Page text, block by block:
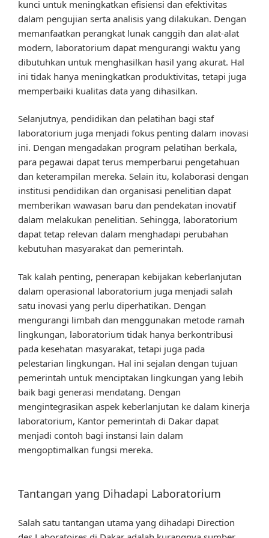
kunci untuk meningkatkan efisiensi dan efektivitas
dalam pengujian serta analisis yang dilakukan. Dengan
memanfaatkan perangkat lunak canggih dan alat-alat
modern, laboratorium dapat mengurangi waktu yang
dibutuhkan untuk menghasilkan hasil yang akurat. Hal
ini tidak hanya meningkatkan produktivitas, tetapi juga
memperbaiki kualitas data yang dihasilkan.
Selanjutnya, pendidikan dan pelatihan bagi staf
laboratorium juga menjadi fokus penting dalam inovasi
ini. Dengan mengadakan program pelatihan berkala,
para pegawai dapat terus memperbarui pengetahuan
dan keterampilan mereka. Selain itu, kolaborasi dengan
institusi pendidikan dan organisasi penelitian dapat
memberikan wawasan baru dan pendekatan inovatif
dalam melakukan penelitian. Sehingga, laboratorium
dapat tetap relevan dalam menghadapi perubahan
kebutuhan masyarakat dan pemerintah.
Tak kalah penting, penerapan kebijakan keberlanjutan
dalam operasional laboratorium juga menjadi salah
satu inovasi yang perlu diperhatikan. Dengan
mengurangi limbah dan menggunakan metode ramah
lingkungan, laboratorium tidak hanya berkontribusi
pada kesehatan masyarakat, tetapi juga pada
pelestarian lingkungan. Hal ini sejalan dengan tujuan
pemerintah untuk menciptakan lingkungan yang lebih
baik bagi generasi mendatang. Dengan
mengintegrasikan aspek keberlanjutan ke dalam kinerja
laboratorium, Kantor pemerintah di Dakar dapat
menjadi contoh bagi instansi lain dalam
mengoptimalkan fungsi mereka.
Tantangan yang Dihadapi Laboratorium
Salah satu tantangan utama yang dihadapi Direction